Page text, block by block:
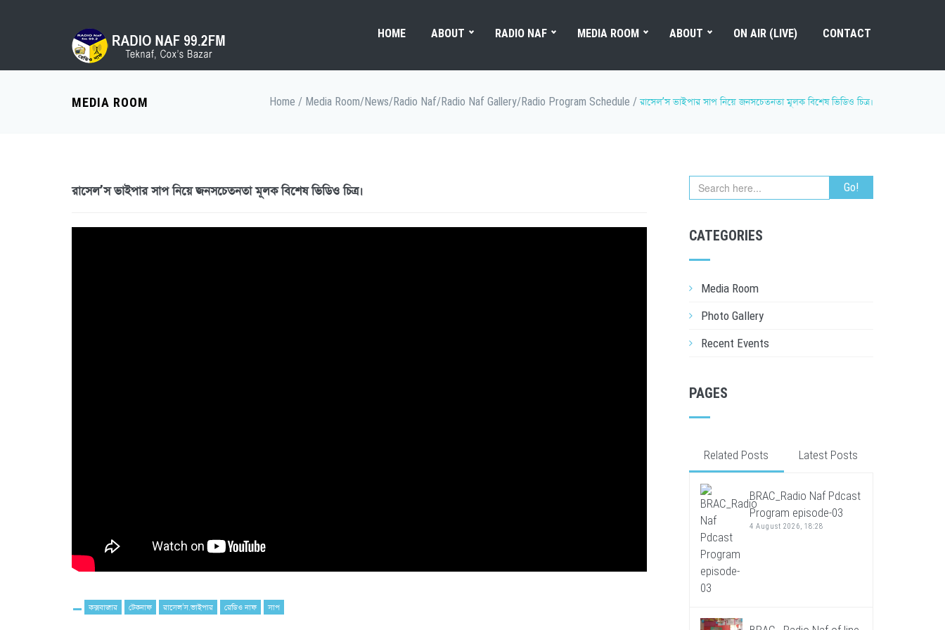
HOME ABOUT RADIO NAF MEDIA ROOM ABOUT ON AIR (LIVE) CONTACT
MEDIA ROOM Home / Media Room/News/Radio Naf/Radio Naf Gallery/Radio Program Schedule / রাসেল’স ভাইপার সাপ নিয়ে জনসচেতনতা মূলক বিশেষ ভিডিও চিত্র।
রাসেল’স ভাইপার সাপ নিয়ে জনসচেতনতা মূলক বিশেষ ভিডিও চিত্র।
কক্সবাজার টেকনাফ রাসেল’স.ভাইপার রেডিও নাফ সাপ
CATEGORIES
Media Room
Photo Gallery
Recent Events
PAGES
Related Posts Latest Posts
BRAC_Radio Naf Pdcast
Program episode-03
4 August 2026, 18:28